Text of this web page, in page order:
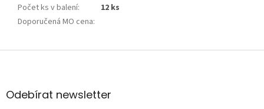
Počet ks v balení:
12 ks
Doporučená MO cena:
Z
aOdebírat newsletter